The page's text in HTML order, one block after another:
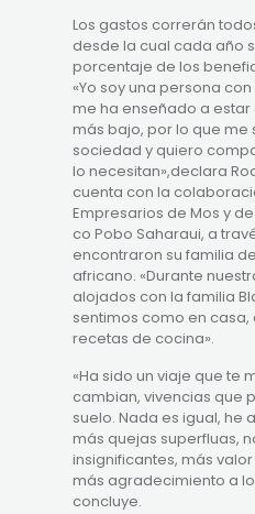
Los gastos correrán
desde la cual cada año
porcentaje de los
«Yo soy una persona
me ha enseñado a estar
más bajo, por lo que me
sociedad y quiero
lo necesitan»,declara
cuenta con la
Empresarios de Mos y
co Pobo Saharaui, a
encontraron su familia
africano. «Durante
alojados con la familia
sentimos como en
recetas de cocina».
«Ha sido un viaje que te
cambian, vivencias que
suelo. Nada es igual, he
más quejas superfluas,
insignificantes, más
más agradecimiento a
concluye.